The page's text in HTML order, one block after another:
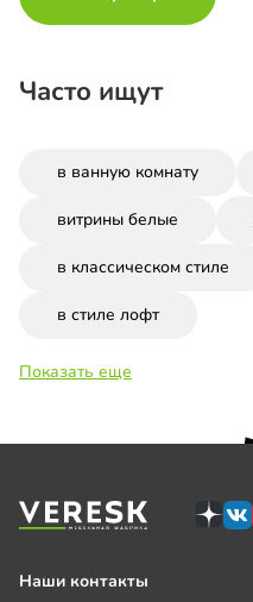
Часто ищут
в ванную комнату
витрины белые
в классическом стиле
в стиле лофт
Показать еще
Наши контакты